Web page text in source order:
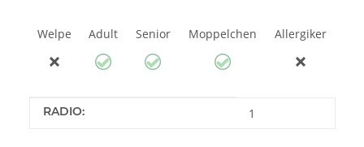
Welpe Adult Senior Moppelchen Allergiker
Produkteigenschaft
Wert
RADIO: 1